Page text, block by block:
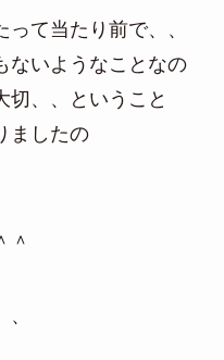
て当たり前で、、
ないようなことなの
切、、ということ
ましたの
＾